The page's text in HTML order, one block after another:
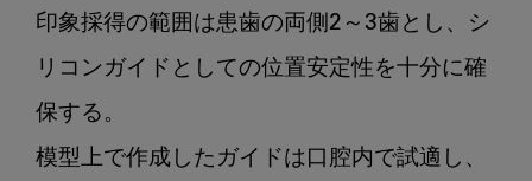
印象採得の範囲は患歯の両側2～3歯とし、シ
リコンガイドとしての位置安定性を十分に確
保する。
模型上で作成したガイドは口腔内で試適し、